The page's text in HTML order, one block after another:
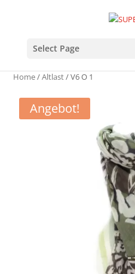
Select Page
Home/Altlast/ V6 O 1
Angebot!